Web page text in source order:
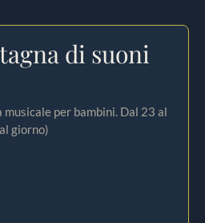
di suoni
per bambini. Dal 23 al
giorno)